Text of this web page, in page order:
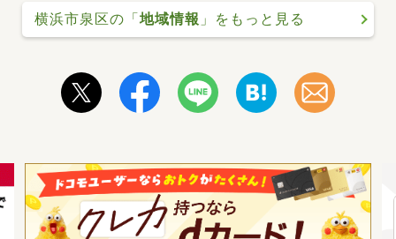
横浜市泉区の「地域情報 」をもっと見る